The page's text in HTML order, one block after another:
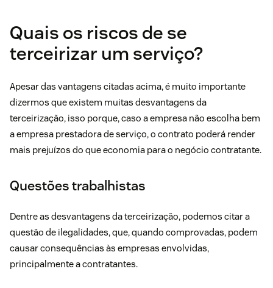
Quais os riscos de se
terceirizar um serviço?
Apesar das vantagens citadas acima, é muito importante
dizermos que existem muitas desvantagens da
terceirização, isso porque, caso a empresa não escolha bem
a empresa prestadora de serviço, o contrato poderá render
mais prejuízos do que economia para o negócio contratante.
Questões trabalhistas
Dentre as desvantagens da terceirização, podemos citar a
questão de ilegalidades, que, quando comprovadas, podem
causar consequências às empresas envolvidas,
principalmente a contratantes.